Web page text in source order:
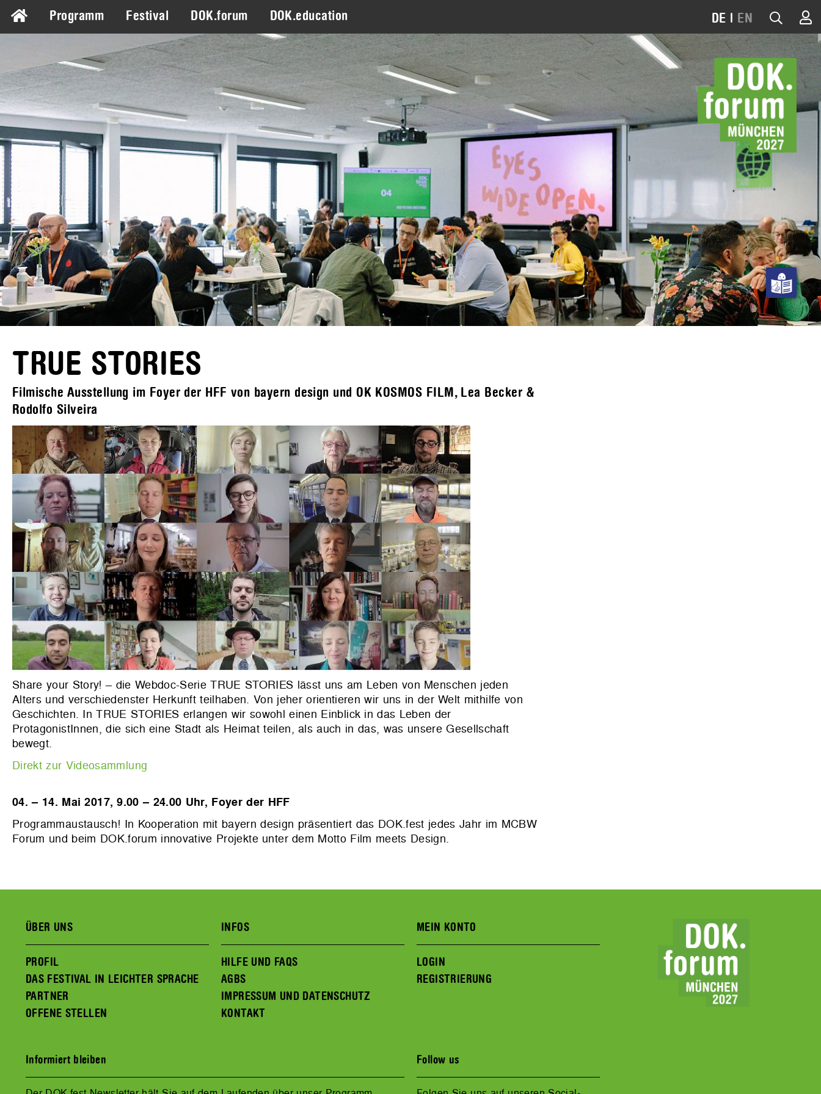
Programm Festival DOK.forum DOK.education DE | EN
TRUE STORIES
Filmische Ausstellung im Foyer der HFF von bayern design und OK KOSMOS FILM, Lea Becker &
Rodolfo Silveira
Share your Story! – die Webdoc-Serie TRUE STORIES lässt uns am Leben von Menschen jeden
Alters und verschiedenster Herkunft teilhaben. Von jeher orientieren wir uns in der Welt mithilfe von
Geschichten. In TRUE STORIES erlangen wir sowohl einen Einblick in das Leben der
ProtagonistInnen, die sich eine Stadt als Heimat teilen, als auch in das, was unsere Gesellschaft
bewegt.
Direkt zur Videosammlung
04. – 14. Mai 2017, 9.00 – 24.00 Uhr, Foyer der HFF
Programmaustausch! In Kooperation mit bayern design präsentiert das DOK.fest jedes Jahr im MCBW
Forum und beim DOK.forum innovative Projekte unter dem Motto Film meets Design.
ÜBER UNS
PROFIL
DAS FESTIVAL IN LEICHTER SPRACHE
PARTNER
OFFENE STELLEN
INFOS
HILFE UND FAQS
AGBS
IMPRESSUM UND DATENSCHUTZ
KONTAKT
MEIN KONTO
LOGIN
REGISTRIERUNG
Informiert bleiben Follow us